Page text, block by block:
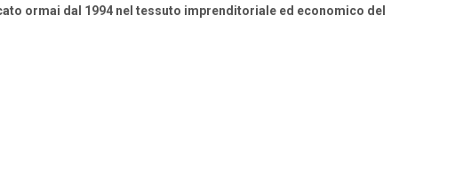
ormai dal 1994 nel tessuto imprenditoriale ed economico del